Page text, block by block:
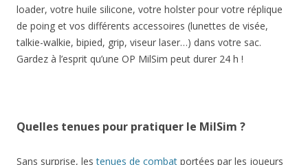
loader, votre huile silicone, votre holster pour votre réplique
de poing et vos différents accessoires (lunettes de visée,
talkie-walkie, bipied, grip, viseur laser…) dans votre sac.
Gardez à l’esprit qu’une OP MilSim peut durer 24 h !
Quelles tenues pour pratiquer le MilSim ?
Sans surprise, lestenues de combat portées par les joueurs